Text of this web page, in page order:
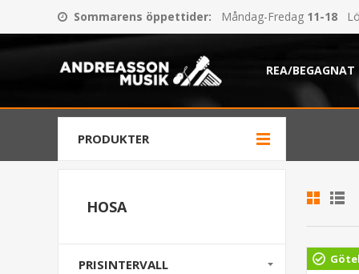
Sommarens öppettider: Måndag-Fredag 11-18
REA/BEGAGNAT
PRODUKTER
HOSA
PRISINTERVALL